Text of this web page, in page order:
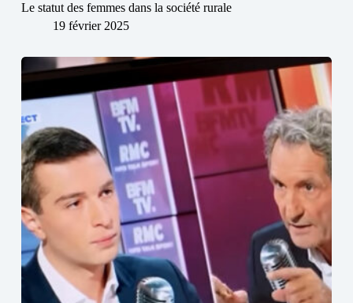
Le statut des femmes dans la société rurale
19 février 2025